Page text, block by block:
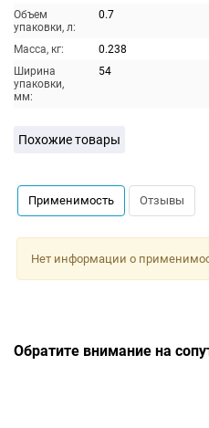
Объем
упаковки, л:
0.7
Масса, кг:
0.238
Ширина
упаковки,
мм:
54
Похожие товары
Применимость Отзывы
Нет информации о
Обратите внимание на